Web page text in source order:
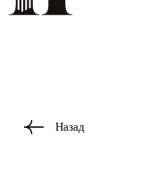
Назад